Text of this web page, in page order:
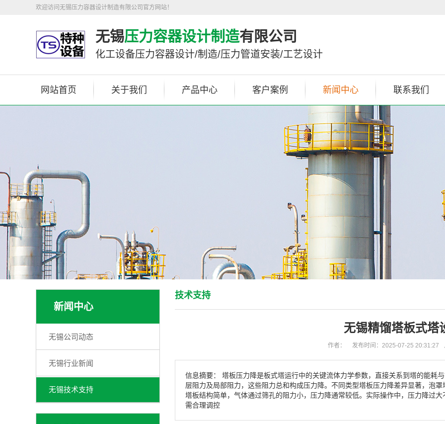
欢迎访问无锡压力容器设计制造有限公司官方网站！
无锡压力容器设计制造有限公司
化工设备压力容器设计/制造/压力管道安装/工艺设计
网站首页 关于我们 产品中心 客户案例 新闻中心 联系我们
新闻中心
无锡公司动态
无锡行业新闻
无锡技术支持
技术支持
无锡精馏塔板式塔
作者： 发布时间：2025-07-25 20:31:27
信息摘要： 塔板压力降是板式塔运行中的关键流体力学参数，直接关系到塔的能耗
层阻力及局部阻力，这些阻力总和构成压力降。不同类型塔板压力降差异显著，泡
塔板结构简单，气体通过筛孔的阻力小，压力降通常较低。实际操作中，压力降过
需合理调控